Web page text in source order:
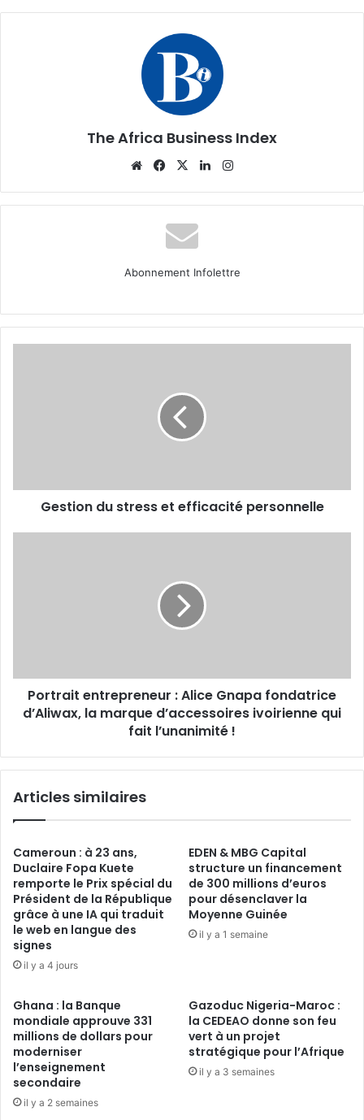
The Africa Business Index
WebsiteFacebook
X Linkedin
Abonnement Infolettre
Gestion du stress et efficacité personnelle
d’accessoires
ivoirienne
qui
Portrait entrepreneur : Alice Gnapa fondatrice
d’Aliwax, la marque d’accessoires ivoirienne qui
fait l’unanimité !
Articles similaires
Cameroun : à 23 ans,
Duclaire Fopa Kuete
remporte le Prix spécial du
Président de la République
grâce à une IA qui traduit
le web en langue des
signes
il y a 4 jours
EDEN & MBG Capital
structure un financement
de 300 millions d’euros
pour désenclaver la
Moyenne Guinée
il y a 1 semaine
Ghana : la Banque
mondiale approuve 331
millions de dollars pour
moderniser
l’enseignement
secondaire
il y a 2 semaines
Gazoduc Nigeria-Maroc :
la CEDEAO donne son feu
vert à un projet
stratégique pour l’Afrique
il y a 3 semaines